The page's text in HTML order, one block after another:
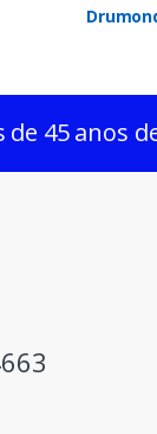
45 anos